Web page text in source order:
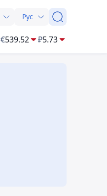
Рус
€539.52 ₽5.73